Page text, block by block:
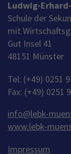
Ludwig-
Schule der
mit
Gut Insel 41
48151 Münster
Tel: (+49) 0251
Fax: (+49) 0251
info@lebk-
www.lebk-
Impressum